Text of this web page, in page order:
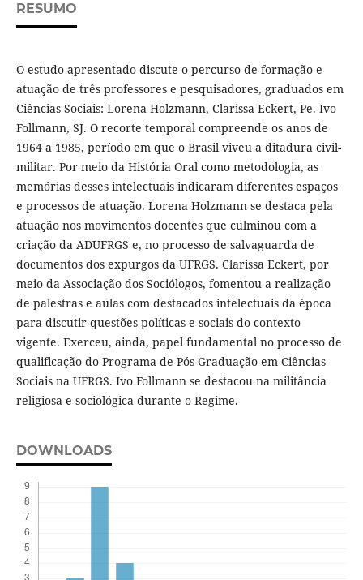
RESUMO
O estudo apresentado discute o percurso de formação e
atuação de três professores e pesquisadores, graduados em
Ciências Sociais: Lorena Holzmann, Clarissa Eckert, Pe. Ivo
Follmann, SJ. O recorte temporal compreende os anos de
1964 a 1985, período em que o Brasil viveu a ditadura civil-
militar. Por meio da História Oral como metodologia, as
memórias desses intelectuais indicaram diferentes espaços
e processos de atuação. Lorena Holzmann se destaca pela
atuação nos movimentos docentes que culminou com a
criação da ADUFRGS e, no processo de salvaguarda de
documentos dos expurgos da UFRGS. Clarissa Eckert, por
meio da Associação dos Sociólogos, fomentou a realização
de palestras e aulas com destacados intelectuais da época
para discutir questões políticas e sociais do contexto
vigente. Exerceu, ainda, papel fundamental no processo de
qualificação do Programa de Pós-Graduação em Ciências
Sociais na UFRGS. Ivo Follmann se destacou na militância
religiosa e sociológica durante o Regime.
DOWNLOADS